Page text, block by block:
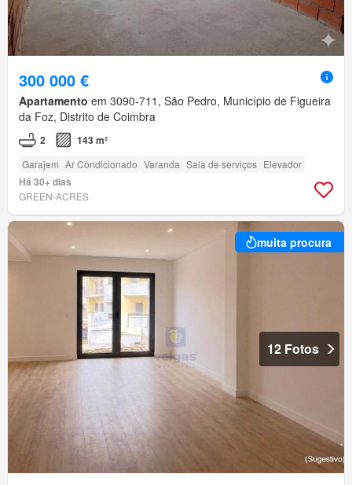
300 000 €
Apartamento em 3090-711, São Pedro, Município de Figueira
da Foz, Distrito de Coimbra
2 143 m²
Garajem Ar Condicionado Varanda Sala de serviços Elevador
Há 30+ dias
GREEN-ACRES
muita procura
12 Fotos